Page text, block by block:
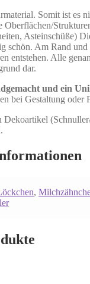
Somit ist es
Oberflächen/
Asteinschüße)
schön. Am Rand
entstehen. Alle
dar.
und ein
bei Gestaltung oder
Dekoartikel
,